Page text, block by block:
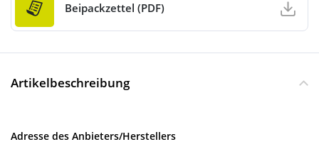
Beipackzettel (PDF)
Artikelbeschreibung
Adresse des Anbieters/Herstellers